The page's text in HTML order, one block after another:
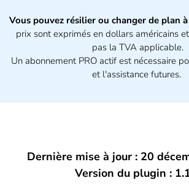
Vous pouvez résilier ou changer de plan
prix sont exprimés en dollars américains
pas la TVA applicable.
Un abonnement PRO actif est nécessaire
et l'assistance futures.
Dernière mise à jour : 20
Version du plugin :